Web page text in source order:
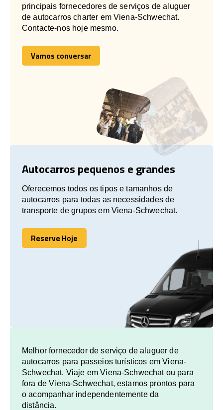
principais fornecedores de serviços de aluguer
de autocarros charter em Viena-Schwechat.
Contacte-nos hoje mesmo.
Vamos conversar
Vamos conversar
Autocarros pequenos e grandes
Oferecemos todos os tipos e tamanhos de
autocarros para todas as necessidades de
transporte de grupos em Viena-Schwechat.
Reserve Hoje
Reserve Hoje
Melhor fornecedor de serviço de aluguer de
autocarros para passeios turísticos em Viena-
Schwechat. Viaje em Viena-Schwechat ou para
fora de Viena-Schwechat, estamos prontos para
o acompanhar independentemente da
distância.